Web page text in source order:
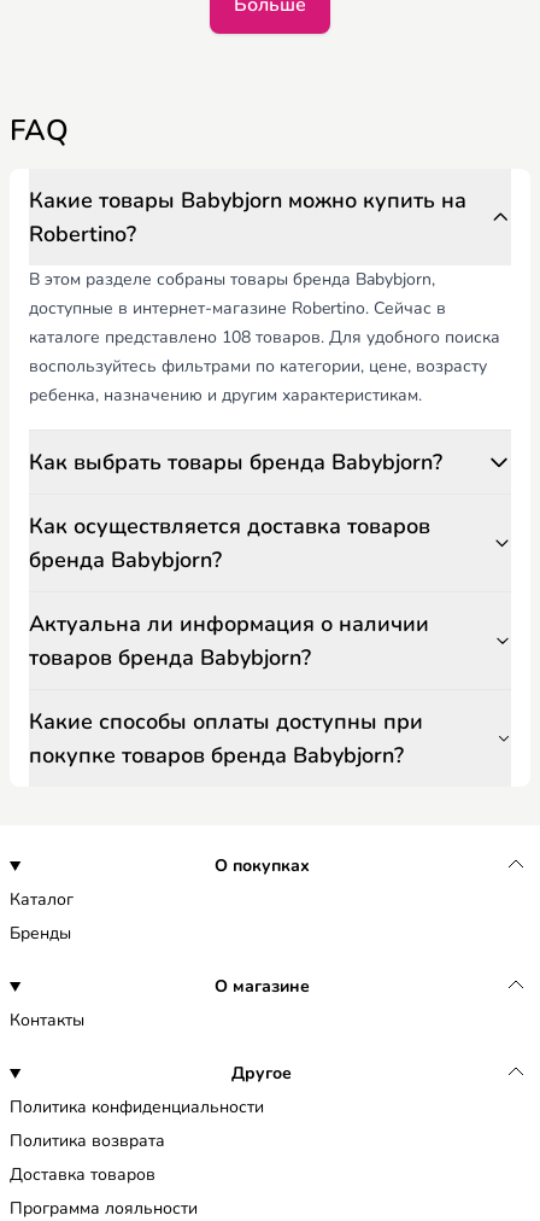
FAQ
Какие товары Babybjorn можно купить на
Robertino?
В этом разделе собраны товары бренда Babybjorn,
доступные в интернет-магазине Robertino. Сейчас в
каталоге представлено 108 товаров. Для удобного поиска
воспользуйтесь фильтрами по категории, цене, возрасту
ребенка, назначению и другим характеристикам.
Как выбрать товары бренда Babybjorn?
Как осуществляется доставка товаров
бренда Babybjorn?
Актуальна ли информация о наличии
товаров бренда Babybjorn?
Какие способы оплаты доступны при
покупке товаров бренда Babybjorn?
О покупках
Каталог
Бренды
О магазине
Контакты
Другое
Политика конфиденциальности
Политика возврата
Доставка товаров
Программа лояльности